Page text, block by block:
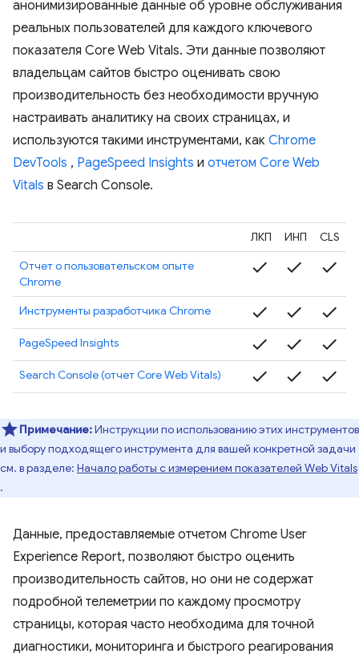
анонимизированные данные об уровне обслуживания
реальных пользователей для каждого ключевого
показателя Core Web Vitals. Эти данные позволяют
владельцам сайтов быстро оценивать свою
производительность без необходимости вручную
настраивать аналитику на своих страницах, и
используются такими инструментами, как Chrome
DevTools , PageSpeed ​​Insights и отчетом Core Web
Vitals в Search Console.
ЛКП ИНП
CLS
Отчет о пользовательском опыте
Chrome
check check check
Инструменты разработчика Chrome check check check
PageSpeed ​​Insights check check check
Search Console (отчет Core Web Vitals) check check check
Примечание:Инструкции по использованию этих инструментов
и выбору подходящего инструмента для вашей конкретной задачи
см. в разделе: Начало работы с измерением показателей Web Vitals
.
Данные, предоставляемые отчетом Chrome User
Experience Report, позволяют быстро оценить
производительность сайтов, но они не содержат
подробной телеметрии по каждому просмотру
страницы, которая часто необходима для точной
диагностики, мониторинга и быстрого реагирования